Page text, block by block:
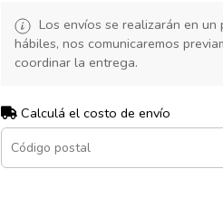
Los envíos se realizarán en
hábiles, nos comunicaremos
coordinar la entrega.
Calculá el costo de envío